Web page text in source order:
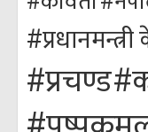
#प्रचण्ड